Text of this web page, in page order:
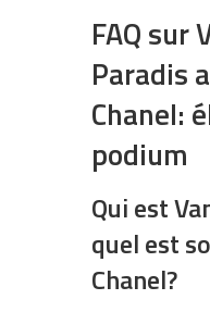
FAQ sur
Paradis
Chanel:
podium
Qui est
quel est
Chanel?